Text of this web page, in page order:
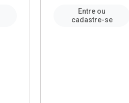
Entre ou
cadastre-se